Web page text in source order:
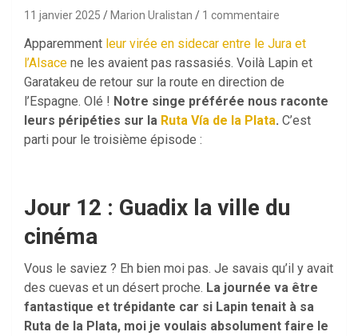
11 janvier 2025 Marion Uralistan 1 commentaire
Apparemment leur virée en sidecar entre le Jura et
l’Alsace ne les avaient pas rassasiés. Voilà Lapin et
Garatakeu de retour sur la route en direction de
l’Espagne. Olé ! Notre singe préférée nous raconte
leurs péripéties sur la Ruta Vía de la Plata. C’est
parti pour le troisième épisode :
Jour 12 : Guadix la ville du
cinéma
Vous le saviez ? Eh bien moi pas. Je savais qu’il y avait
des cuevas et un désert proche. La journée va être
fantastique et trépidante car si Lapin tenait à sa
Ruta de la Plata, moi je voulais absolument faire le